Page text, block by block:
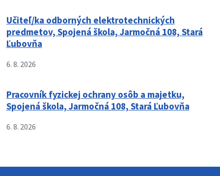
Učiteľ/ka odborných elektrotechnických
predmetov, Spojená škola, Jarmočná 108, Stará
Ľubovňa
6. 8. 2026
Pracovník fyzickej ochrany osôb a majetku,
Spojená škola, Jarmočná 108, Stará Ľubovňa
6. 8. 2026